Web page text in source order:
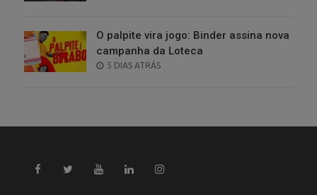
O palpite vira jogo: Binder assina nova
campanha da Loteca
POSTED
5 DIAS ATRÁS